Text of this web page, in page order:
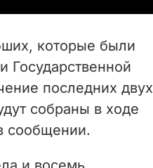
которые были
Государственной
последних двух
собраны в ходе
сообщении.